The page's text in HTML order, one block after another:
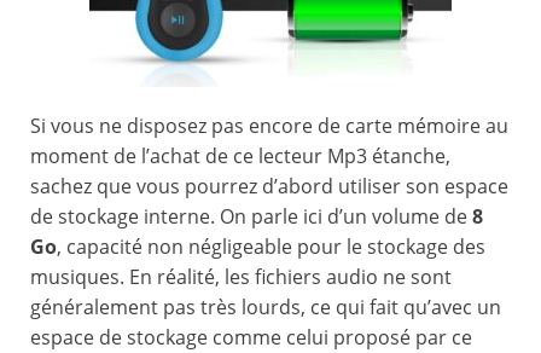
Si vous ne disposez pas encore de carte mémoire au
moment de l’achat de ce lecteur Mp3 étanche,
sachez que vous pourrez d’abord utiliser son espace
de stockage interne. On parle ici d’un volume de8
Go, capacité non négligeable pour le stockage des
musiques. En réalité, les fichiers audio ne sont
généralement pas très lourds, ce qui fait qu’avec un
espace de stockage comme celui proposé par ce